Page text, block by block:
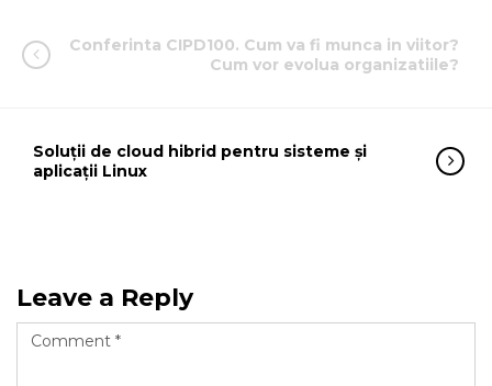
Conferinta CIPD100. Cum va fi munca in viitor?
Cum vor evolua organizatiile?
Soluții de cloud hibrid pentru sisteme și
aplicații Linux
Leave a Reply